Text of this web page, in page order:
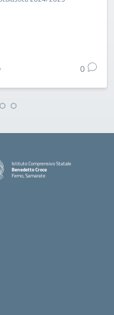
0
Istituto Comprensivo Statale
Benedetto Croce
Ferno, Samarate